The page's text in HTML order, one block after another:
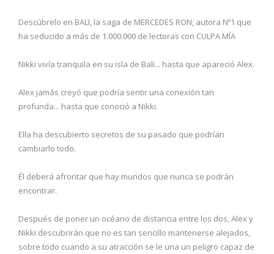
Descúbrelo en BALI, la saga de MERCEDES RON, autora Nº1 que
ha seducido a más de 1.000.000 de lectoras con CULPA MÍA
Nikki vivía tranquila en su isla de Bali... hasta que apareció Alex.
Alex jamás creyó que podría sentir una conexión tan
profunda... hasta que conoció a Nikki.
Ella ha descubierto secretos de su pasado que podrían
cambiarlo todo.
Él deberá afrontar que hay mundos que nunca se podrán
encontrar.
Después de poner un océano de distancia entre los dos, Alex y
Nikki descubrirán que no es tan sencillo mantenerse alejados,
sobre todo cuando a su atracción se le una un peligro capaz de